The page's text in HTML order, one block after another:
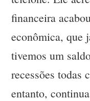
financeira
econômica, que
tivemos um
recessões todas
entanto,